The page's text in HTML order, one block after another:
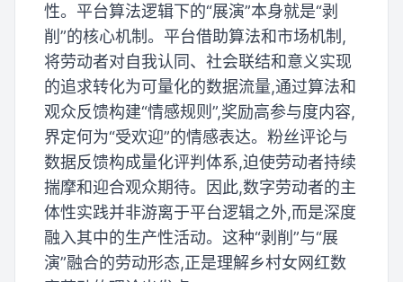
性。平台算法逻辑下的“展演”本身就是“剥
削”的核心机制。平台借助算法和市场机制,
将劳动者对自我认同、社会联结和意义实现
的追求转化为可量化的数据流量,通过算法和
观众反馈构建“情感规则”,奖励高参与度内容,
界定何为“受欢迎”的情感表达。粉丝评论与
数据反馈构成量化评判体系,迫使劳动者持续
揣摩和迎合观众期待。因此,数字劳动者的主
体性实践并非游离于平台逻辑之外,而是深度
融入其中的生产性活动。这种“剥削”与“展
演”融合的劳动形态,正是理解乡村女网红数